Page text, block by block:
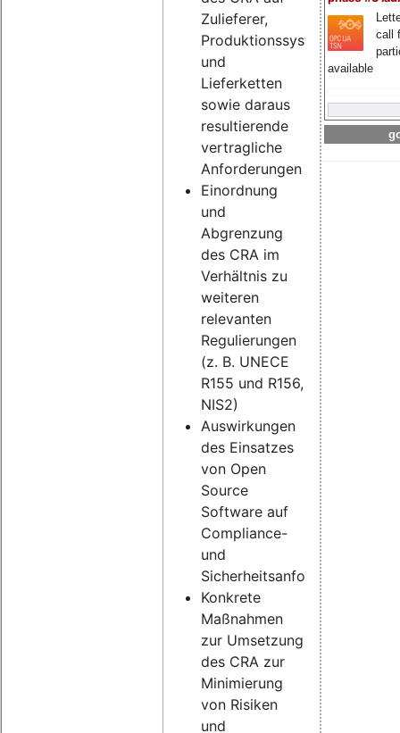
call
available
Zulieferer,
Produktionssysteme
und
Lieferketten
sowie daraus
resultierende
vertragliche
Anforderungen
Einordnung
und
Abgrenzung
des CRA im
Verhältnis zu
weiteren
relevanten
Regulierungen
(z. B. UNECE
R155 und R156,
NIS2)
Auswirkungen
des Einsatzes
von Open
Source
Software auf
Compliance-
und
Sicherheitsanforderungen
Konkrete
Maßnahmen
zur Umsetzung
des CRA zur
Minimierung
von Risiken
und